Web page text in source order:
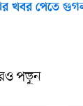
খবর পেতে
পড়ুন